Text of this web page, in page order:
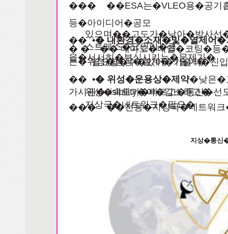
��� ��ESA는�VLEO용�공기
등�아이디어�공모
�� •� 내환경�소재�및�열제어�
을�서서히�부식시키는�문제가�
있으며��고도가�낮아�방사
스트레스�요인이�큼
� � �� 내마모�내열�코팅�등�
는�위성�형상�설계�기술이�
필요할�수�있어�기술적�진
�� •� 위성�운용상�제약�낮은�
가시권�visibility�이�감소하고�
위성�속도가�빠르고�통신�
지상국�네트워크�필요�
��� ��전용�지상국�네트워크�
지상�통신